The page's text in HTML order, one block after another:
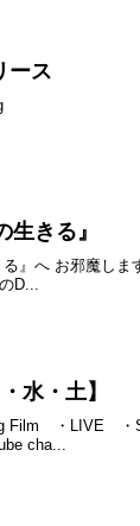
ース
生きる』
』へ お邪魔しま
D...
水・土】
・LIVE ・
cha...